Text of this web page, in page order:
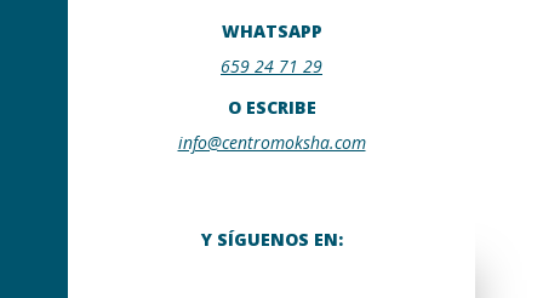
WHATSAPP
659 24 71 29
O ESCRIBE
info@centromoksha.com
Y SÍGUENOS EN: